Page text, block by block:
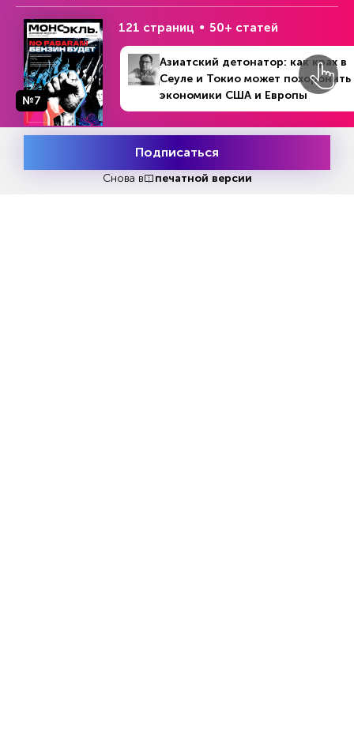
воспринят как в самой Стране восходящего
солнца, так и за ее пределами как какое-то
чрезвычайное событие. Что касается Америки,
то там ставка остается на уровне 3,50% –
3,75%, что значительно выше, чем в Японии.
Причем, рынки и инвесторы сейчас ставят на
то, что новый глава Федрезерва Кевин Уорш не
станет торопиться с ее снижением так же, как
его предшественник Джером Пауэлл.Попробовать
№7
121 страниц 50+ статей
Азиатский детонатор: как крах в
Сеуле и Токио может похоронить
экономики США и Европы
Подписаться
Снова в печатной версии